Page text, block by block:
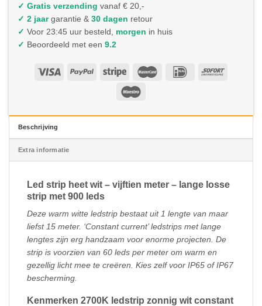
✓ Gratis verzending vanaf € 20,-
✓ 2 jaargarantie & 30 dagen retour
✓ Voor 23:45 uur besteld, morgen in huis
✓ Beoordeeld met een 9.2
Beschrijving
Extra informatie
Led strip heet wit – vijftien meter – lange losse
strip met 900 leds
Deze warm witte ledstrip bestaat uit 1 lengte van maar
liefst 15 meter. ‘Constant current’ ledstrips met lange
lengtes zijn erg handzaam voor enorme projecten. De
strip is voorzien van 60 leds per meter om warm en
gezellig licht mee te creëren. Kies zelf voor IP65 of IP67
bescherming.
Kenmerken 2700K ledstrip zonnig wit constant